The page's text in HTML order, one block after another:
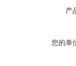
产
您的单